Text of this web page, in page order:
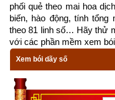
lịch. Tiết Đông Chí năm
10h:27 phút và kết thúc
biết ngày hôm nay rơi
cập vào phần mềm lịch
Lịch vạn niên của chúng
như đổi lịch dương sang
phối quẻ theo mai hoa
biến, hào động, tính
theo 81 linh số… Hãy thử
với các phần mềm xem
Xem bói dãy số